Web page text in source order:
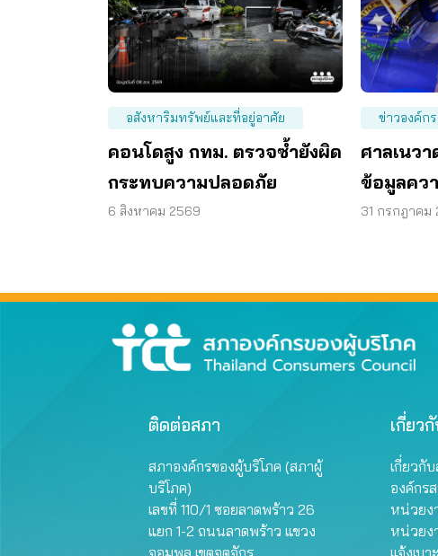
อสังหาริมทรัพย์และที่อยู่อาศัย
คอนโดสูง กทม. ตรวจซ้ำยังผิด
กระทบความปลอดภัย
6 สิงหาคม 2569
ข่าวองค์กร
ศาลเนว
ข้อมูลคว
บนเมสเซ
31 กรกฎาคม
ติดต่อสภา
สภาองค์กรของผู้บริโภค (สภาผู้
บริโภค)
เลขที่ 110/1 ซอยลาดพร้าว 26
แยก 1-2 ถนนลาดพร้าว แขวง
เกี่ยวกั
เกี่ยวกั
องค์กร
หน่วยง
หน่วยง